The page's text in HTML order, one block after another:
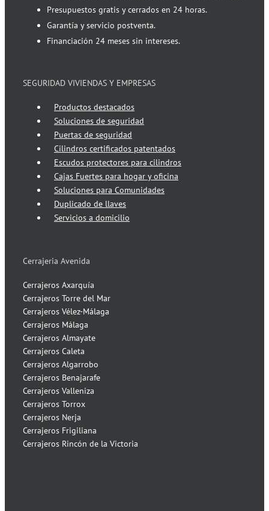
Presupuestos gratis y cerrados en 24 horas.
Garantía y servicio postventa.
Financiación 24 meses sin intereses.
SEGURIDAD VIVIENDAS Y EMPRESAS
Productos destacados
Soluciones de seguridad
Puertas de seguridad
Cilindros certificados patentados
Escudos protectores para cilindros
Cajas Fuertes para hogar y oficina
Soluciones para Comunidades
Duplicado de llaves
Servicios a domicilio
Cerrajeria Avenida
Cerrajeros Axarquía
Cerrajeros Torre del Mar
Cerrajeros Vélez-Málaga
Cerrajeros Málaga
Cerrajeros Almayate
Cerrajeros Caleta
Cerrajeros Algarrobo
Cerrajeros Benajarafe
Cerrajeros Valleniza
Cerrajeros Torrox
Cerrajeros Nerja
Cerrajeros Frigiliana
Cerrajeros Rincón de la Victoria